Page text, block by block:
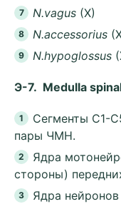
N.vagus (X)
N.accessorius
N.hypoglossus
Э-7. Medulla
Сегменты С1-
пары ЧМН.
Ядра
стороны)
Ядра